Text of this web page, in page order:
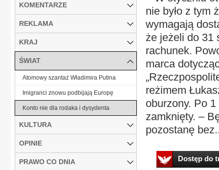
nie było z tym
wymagają
że jeżeli do 31
rachunek.
marca
reżimem
oburzony. Po
zamknięty. –
pozostanę
Dostęp do
KOMENTARZE
REKLAMA
KRAJ
ŚWIAT
Atomowy szantaż Władimira Putina
Imigranci znowu podbijają Europę
Konto nie dla rodaka i dysydenta
KULTURA
OPINIE
PRAWO CO DNIA